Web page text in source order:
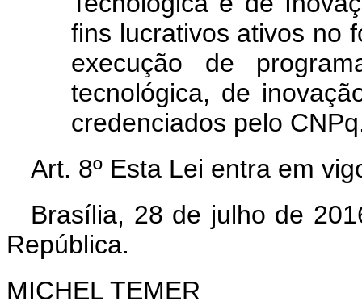
fins lucrativos ativos no
execução de
tecnológica, de
credenciados pelo
Art. 8º Esta Lei entra em
Brasília, 28 de julho de
República.
MICHEL TEMER